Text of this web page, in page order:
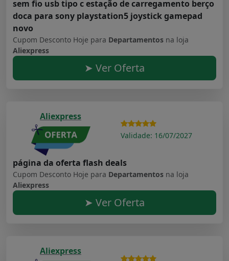
sem fio usb tipo c estação de carregamento berço
doca para sony playstation5 joystick gamepad
novo
Cupom Desconto Hoje para Departamentos na loja
Aliexpress
➤ Ver Oferta
Aliexpress
Validade: 16/07/2027
página da oferta flash deals
Cupom Desconto Hoje para Departamentos na loja
Aliexpress
➤ Ver Oferta
Aliexpress